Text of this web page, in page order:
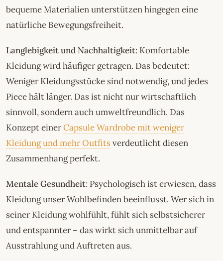
bequeme Materialien unterstützen hingegen eine
natürliche Bewegungsfreiheit.
Langlebigkeit und Nachhaltigkeit: Komfortable
Kleidung wird häufiger getragen. Das bedeutet:
Weniger Kleidungsstücke sind notwendig, und jedes
Piece hält länger. Das ist nicht nur wirtschaftlich
sinnvoll, sondern auch umweltfreundlich. Das
Konzept einerCapsule Wardrobe mit weniger
Kleidung und mehr Outfitsverdeutlicht diesen
Zusammenhang perfekt.
Mentale Gesundheit: Psychologisch ist erwiesen, dass
Kleidung unser Wohlbefinden beeinflusst. Wer sich in
seiner Kleidung wohlfühlt, fühlt sich selbstsicherer
und entspannter – das wirkt sich unmittelbar auf
Ausstrahlung und Auftreten aus.